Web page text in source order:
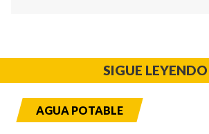
SIGUE LEYENDO
AGUA POTABLE